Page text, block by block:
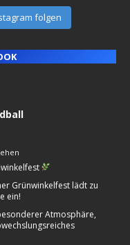
folgen
Grünwinkelfest lädt zu
ein!
Atmosphäre,